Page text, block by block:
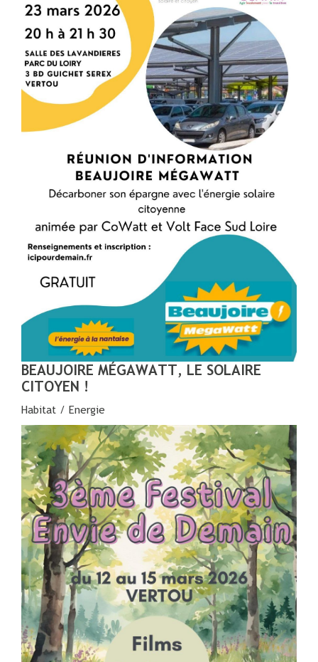
BEAUJOIRE MÉGAWATT, LE SOLAIRE
CITOYEN !
Habitat / Energie